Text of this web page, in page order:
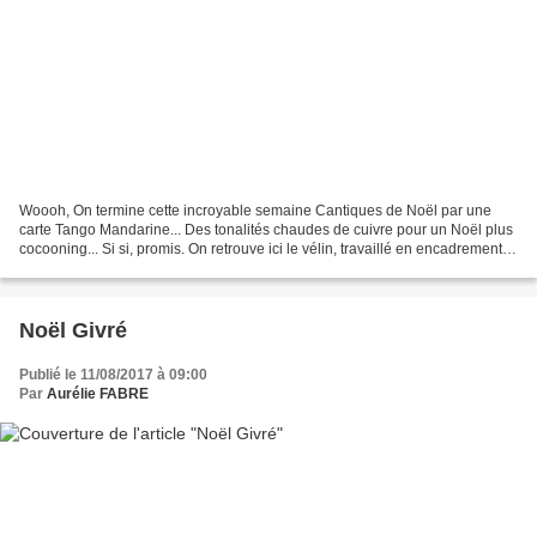
Woooh, On termine cette incroyable semaine Cantiques de Noël par une
carte Tango Mandarine... Des tonalités chaudes de cuivre pour un Noël plus
cocooning... Si si, promis. On retrouve ici le vélin, travaillé en encadrement
Noël Givré
Publié le 11/08/2017 à 09:00
Par Aurélie FABRE